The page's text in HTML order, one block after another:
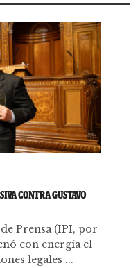
CONTRA GUSTAVO
Prensa (IPI, por
con energía el
legales ...